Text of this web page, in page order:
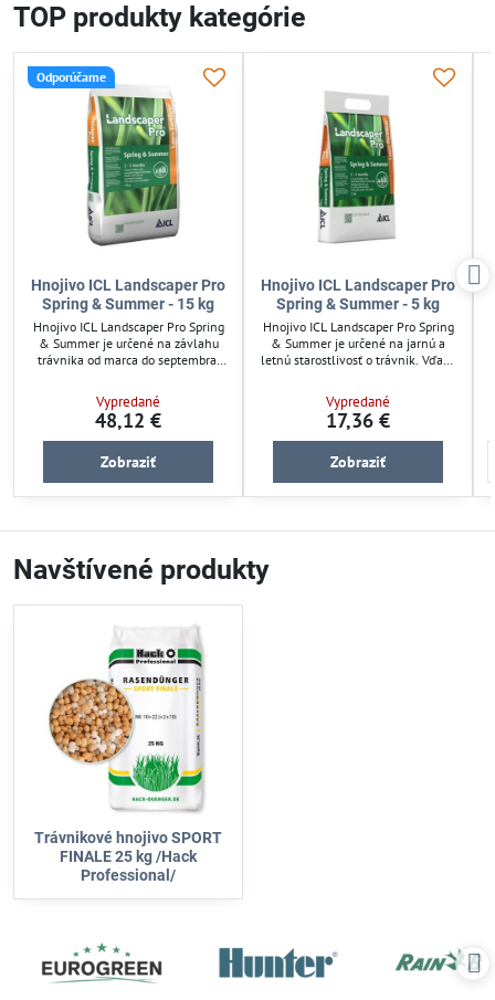
TOP produkty kategórie
Odporúčame
Hnojivo ICL Landscaper Pro
Spring & Summer - 15 kg
Hnojivo ICL Landscaper Pro Spring
& Summer je určené na závlahu
trávnika od marca do septembra.
uvoľňovania zabezpečuje postupný
a dlhodobý prísun živín až na 3
mesiace. Obsahuje dusík, draslík,
vápnik a horčík pre zdravý rast a
sýtu farbu trávnika. Aplikujte na
Vypredané
48,12 €
Zobraziť
Hnojivo ICL Landscaper Pro
Spring & Summer - 5 kg
Hnojivo ICL Landscaper Pro Spring
& Summer je určené na jarnú a
letnú starostlivosť o trávnik. Vďaka
zabezpečuje postupný prísun živín
až na 3 mesiace, čo podporuje
zdravý rast a sýtu farbu. Obsahuje
dusík, draslík, vápnik a horčík pre
vyváženú výživu trávnika. Použitie
Vypredané
17,36 €
Zobraziť
Navštívené produkty
Trávnikové hnojivo SPORT
FINALE 25 kg /Hack
Professional/